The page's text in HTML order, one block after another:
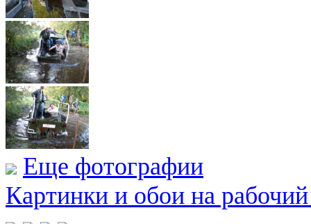
Еще фотографии
Картинки и обои на